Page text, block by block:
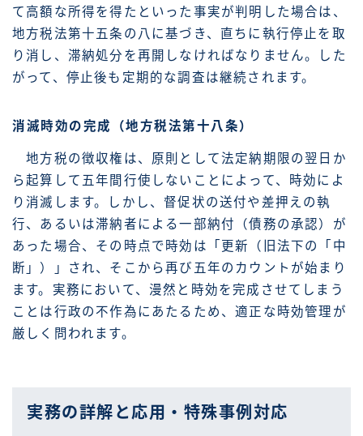
て高額な所得を得たといった事実が判明した場合は、
地方税法第十五条の八に基づき、直ちに執行停止を取
り消し、滞納処分を再開しなければなりません。した
がって、停止後も定期的な調査は継続されます。
消滅時効の完成（地方税法第十八条）
地方税の徴収権は、原則として法定納期限の翌日か
ら起算して五年間行使しないことによって、時効によ
り消滅します。しかし、督促状の送付や差押えの執
行、あるいは滞納者による一部納付（債務の承認）が
あった場合、その時点で時効は「更新（旧法下の「中
断」）」され、そこから再び五年のカウントが始まり
ます。実務において、漫然と時効を完成させてしまう
ことは行政の不作為にあたるため、適正な時効管理が
厳しく問われます。
実務の詳解と応用・特殊事例対応